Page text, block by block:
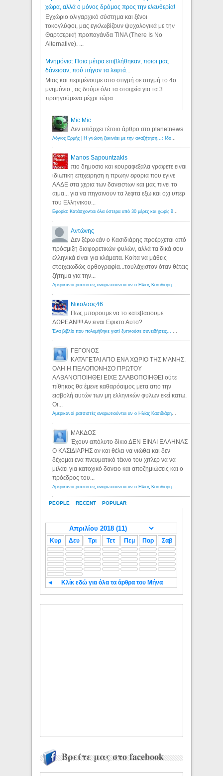
χώρα, αλλά ο μόνος δρόμος προς την ελευθερία!
Εγχώριο ολιγαρχικό σύστημα και ξένοι
τοκογλύφοι, μας εγκλωβίζουν ψυχολογικά με την
Θαρτσερική προπαγάνδα TINA (There Is No
Alternative). ...
Μνημόνια: Ποια μέτρα επιβλήθηκαν, ποιοι μας
δάνεισαν, πού πήγαν τα λεφτά...
Μιας και περιμένουμε απο στιγμή σε στιγμή το 4ο
μνημόνιο , ας δούμε όλα τα στοιχεία για τα 3
προηγούμενα μέχρι τώρα...
PEOPLE RECENT POPULAR
Mic Mic
Δεν υπάρχει τέτοιο άρθρο στο planetnews
Manos Sapountzakis
πιο δημοσιο και κουραφεξαλα γραφετε ειναι
ιδιωτικη επιχειρηση η πρωην εφορια που εγινε
ΑΑΔΕ στα χερια των δανειστων και μας πινει το
αιμα... για να πηγαινουν τα λεφτα εξω και οχι υπερ
του Ελληνικου...
Αντώνης
Δεν ξέρω εάν ο Κασιδιάρης προέρχεται από
πρόσμιξη διαφορετικών φυλών, αλλά τα δικά σου
ελληνικά είναι για κλάματα. Κοίτα να μάθεις
στοιχειωδώς ορθογραφία...τουλάχιστον όταν θέτεις
ζήτημα για την...
Νικολαος46
Πως μπορουμε να το κατεβασουμε
ΔΩΡΕΑΝ!!!! Αν ειναι Εφικτο Αυτο?
ΓΕΓΟΝΟΣ
ΚΑΤΑΓΕΤΑΙ ΑΠΟ ΕΝΑ ΧΩΡΙΟ ΤΗΣ ΜΑΝΗΣ.
ΟΛΗ Η ΠΕΛΟΠΟΝΗΣΟ ΠΡΩΤΟΥ
ΑΛΒΑΝΟΠΟΙΗΘΕΙ ΕΙΧΕ ΣΛΑΒΟΠΟΙΗΘΕΙ ούτε
πίθηκος θα έμενε καθαρόαιμος μετα απο την
εισβολή αυτών των μη ελληνικών φυλων εκεί κατω.
Οι...
ΜΑΚΔΟΣ
Έχουν απόλυτο δίκιο ΔΕΝ ΕΙΝΑΙ ΕΛΛΗΝΑΣ
Ο ΚΑΣΙΔΙΑΡΗΣ αν και θέλει να νιώθει και δεν
δέχομαι ενα πνευματικό τέκνο του χιτλερ να να
μιλάει για κατοχικό δανειο και αποζημιώσεις και ο
πρόεδρος του...
Κυρ Δευ Τρι Τετ Πεμ Παρ Σαβ
◄ Κλίκ εδώ για όλα τα άρθρα του Μήνα
Βρείτε μας στο facebook